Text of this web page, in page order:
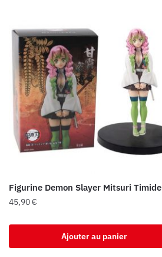
Figurine Demon Slayer Mitsuri Timide
45,90€
Ajouter au panier